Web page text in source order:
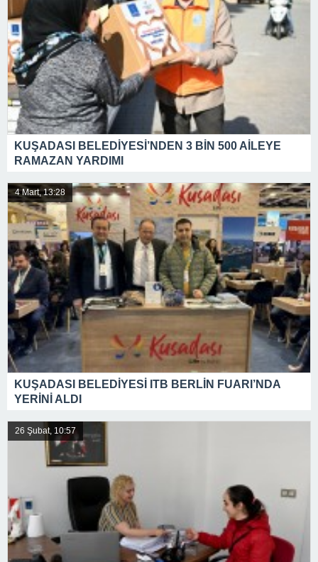
KUŞADASI BELEDİYESİ’NDEN 3 BİN 500 AİLEYE
RAMAZAN YARDIMI
4 Mart, 13:28
KUŞADASI BELEDİYESİ ITB BERLİN FUARI’NDA
YERİNİ ALDI
26 Şubat, 10:57